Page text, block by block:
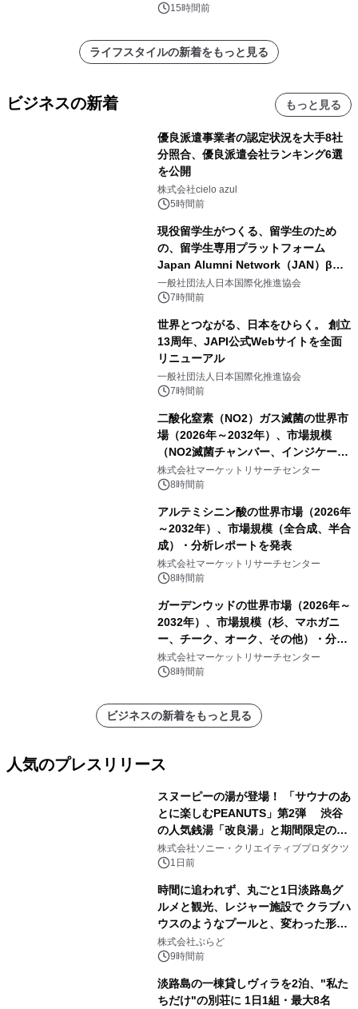
15時間前
ライフスタイルの新着をもっと見る
ビジネスの新着 もっと見る
優良派遣事業者の認定状況を大手8社
分照合、優良派遣会社ランキング6選
を公開
株式会社cielo azul
5時間前
現役留学生がつくる、留学生のため
の、留学生専用プラットフォーム
Japan Alumni Network（JAN）β版
をリリース
一般社団法人日本国際化推進協会
7時間前
世界とつながる、日本をひらく。 創立
13周年、JAPI公式Webサイトを全面
リニューアル
一般社団法人日本国際化推進協会
7時間前
二酸化窒素（NO2）ガス滅菌の世界市
場（2026年～2032年）、市場規模
（NO2滅菌チャンバー、インジケータ
ーおよびモニタリングシステム、その
他）・分析レポートを発表
株式会社マーケットリサーチセンター
8時間前
アルテミシニン酸の世界市場（2026年
～2032年）、市場規模（全合成、半合
成）・分析レポートを発表
株式会社マーケットリサーチセンター
8時間前
ガーデンウッドの世界市場（2026年～
2032年）、市場規模（杉、マホガニ
ー、チーク、オーク、その他）・分析
レポートを発表
株式会社マーケットリサーチセンター
8時間前
ビジネスの新着をもっと見る
人気のプレスリリース
スヌーピーの湯が登場！ 「サウナのあ
とに楽しむPEANUTS」第2弾 渋谷
の人気銭湯「改良湯」と期間限定のコ
ラボレーション サウナイキタイコラ
ボグッズも発売決定！
株式会社ソニー・クリエイティブプロダクツ
1日前
時間に追われず、丸ごと1日淡路島グ
ルメと観光、レジャー施設で クラブハ
ウスのようなプールと、変わった形の
サウナも 「THE BOXY AWAJI」のお
得な素泊まり連泊プランで
株式会社ぷらど
9時間前
淡路島の一棟貸しヴィラを2泊、"私た
ちだけ"の別荘に 1日1組・最大8名